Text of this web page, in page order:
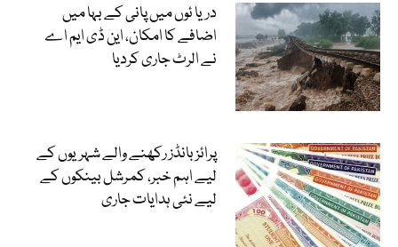
دریا ئوں میں پانی کے بہا میں
اضافے کا امکان، این ڈی ایم اے
نے الرٹ جاری کردیا
پرائز بانڈز رکھنے والے شہریوں کے
لیے اہم خبر، کمرشل بینکوں کے
لیے نئی ہدایات جاری